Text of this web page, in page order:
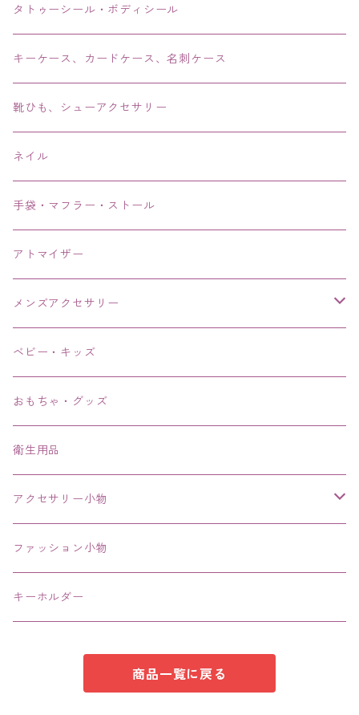
リング・指輪
ブレス・バングル・ブレスレット・腕輪
アンクレット
タトゥーシール・ボディシール
キーケース、カードケース、名刺ケース
靴ひも、シューアクセサリー
ネイル
手袋・マフラー・ストール
アトマイザー
メンズアクセサリー
リング、指輪
ブレスレット、バングル、ブレス、腕輪
ネックレス、チョーカー
その他
ベビー・キッズ
おもちゃ・グッズ
衛生用品
アクセサリー小物
エコバッグ コンビニ
ファッション小物
キーホルダー
商品一覧に戻る